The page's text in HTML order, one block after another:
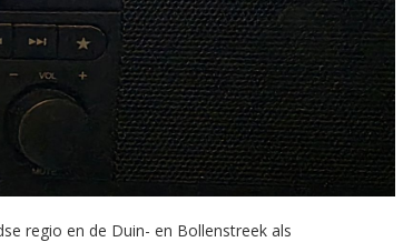
regio en de Duin- en Bollenstreek als